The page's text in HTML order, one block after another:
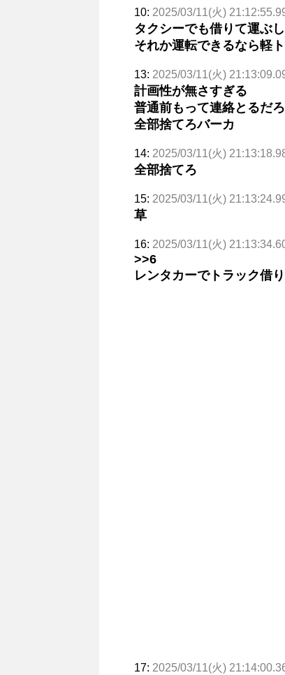
10: 2025/03/11(火)
タクシーでも借りて運ぶ
それか運転できるなら軽
13: 2025/03/11(火)
計画性が無さすぎる
普通前もって連絡とるだろ
全部捨てろバーカ
14: 2025/03/11(火)
全部捨てろ
15: 2025/03/11(火)
草
16: 2025/03/11(火)
>>6
レンタカーでトラック借
17: 2025/03/11(火)